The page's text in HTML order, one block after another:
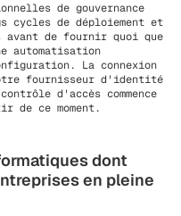
de gouvernance
cycles de déploiement et
avant de fournir quoi que
automatisation
La connexion
fournisseur d'identité
d'accès commence
de ce moment.
dont
en pleine